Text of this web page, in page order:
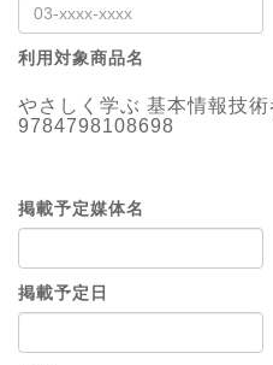
利用対象商品名
やさしく学ぶ 基本情報技
9784798108698
掲載予定媒体名
掲載予定日